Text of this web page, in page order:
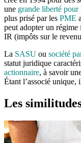
une grande liberté pour
plus prisé par les PME
peut adopter un régime
IR (impôts sur le
La SASU ou société
statut juridique
actionnaire, à savoir
Étant l’associé unique,
Les